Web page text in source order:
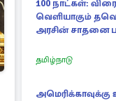
100 நாட்கள்:
வெளியாகும்
அரசின் சாதனை
தமிழ்நாடு
அமெரிக்காவுக்கு